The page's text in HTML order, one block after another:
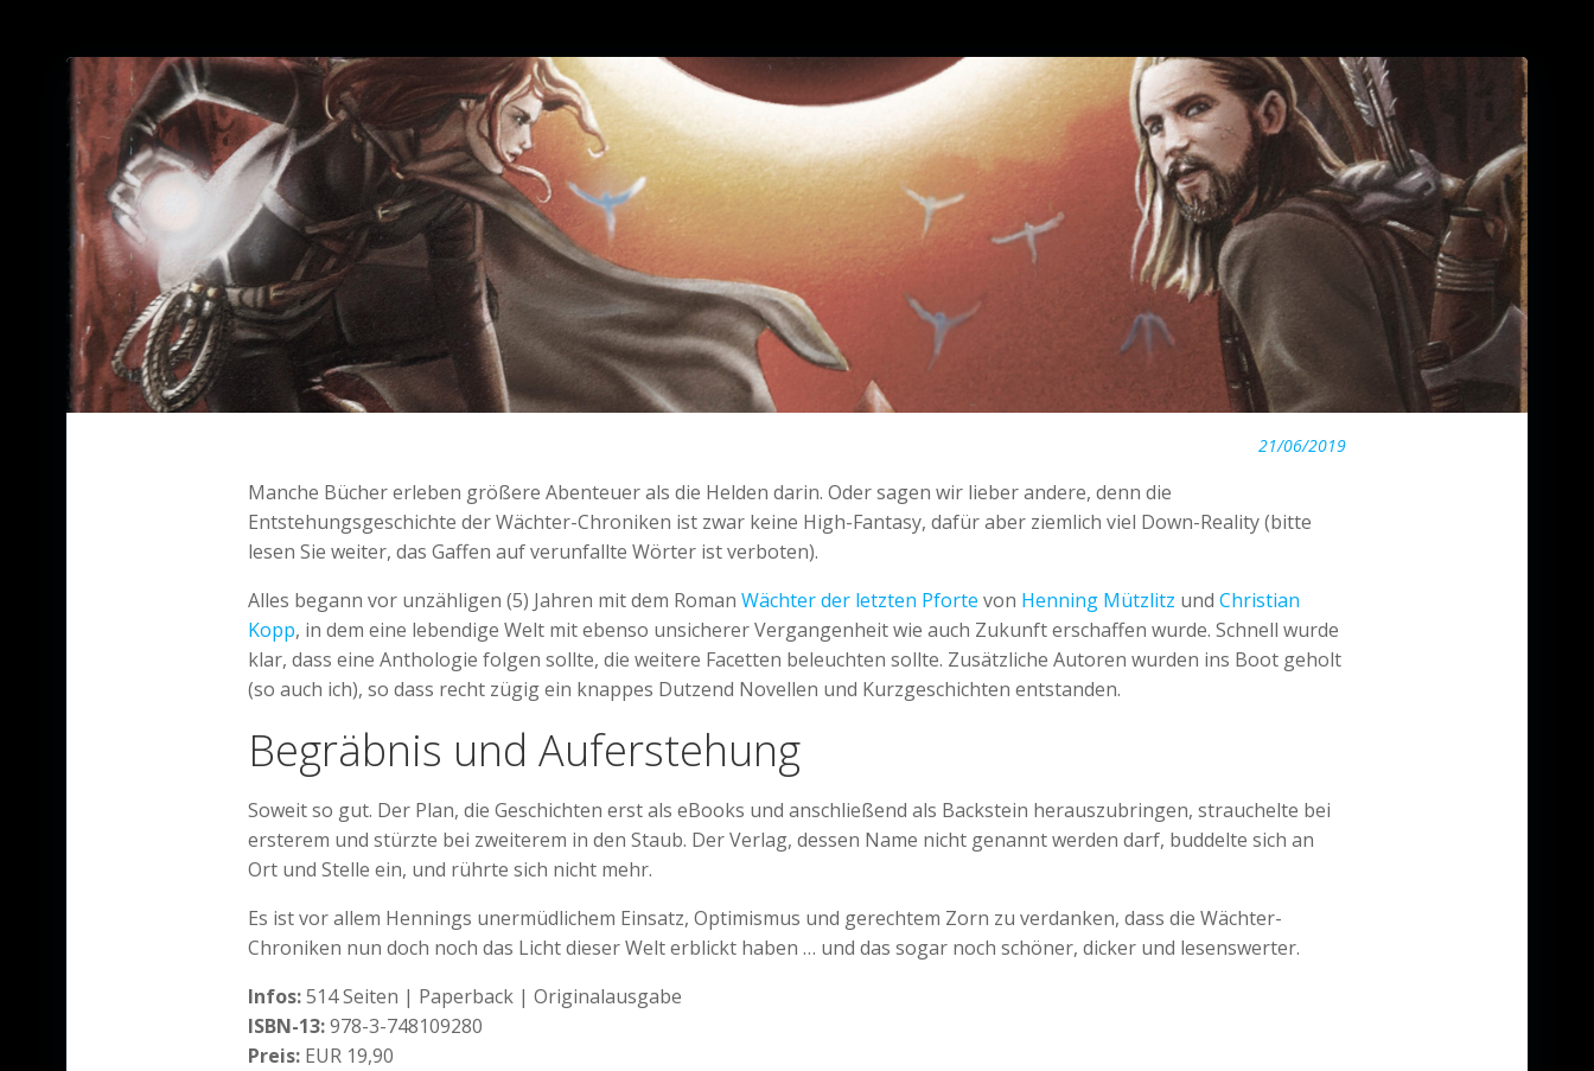
21/06/2019
Manche Bücher erleben größere Abenteuer als die Helden darin. Oder sagen wir lieber andere, denn die
Entstehungsgeschichte der Wächter-Chroniken ist zwar keine High-Fantasy, dafür aber ziemlich viel Down-Reality (bitte
lesen Sie weiter, das Gaffen auf verunfallte Wörter ist verboten).
Alles begann vor unzähligen (5) Jahren mit dem RomanWächter der letzten Pforte von Henning Mützlitz undChristian
Kopp, in dem eine lebendige Welt mit ebenso unsicherer Vergangenheit wie auch Zukunft erschaffen wurde. Schnell wurde
klar, dass eine Anthologie folgen sollte, die weitere Facetten beleuchten sollte. Zusätzliche Autoren wurden ins Boot geholt
(so auch ich), so dass recht zügig ein knappes Dutzend Novellen und Kurzgeschichten entstanden.
Begräbnis und Auferstehung
Soweit so gut. Der Plan, die Geschichten erst als eBooks und anschließend als Backstein herauszubringen, strauchelte bei
ersterem und stürzte bei zweiterem in den Staub. Der Verlag, dessen Name nicht genannt werden darf, buddelte sich an
Ort und Stelle ein, und rührte sich nicht mehr.
Es ist vor allem Hennings unermüdlichem Einsatz, Optimismus und gerechtem Zorn zu verdanken, dass die Wächter-
Chroniken nun doch noch das Licht dieser Welt erblickt haben … und das sogar noch schöner, dicker und lesenswerter.
Infos:514 Seiten | Paperback | Originalausgabe
ISBN-13:978-3-748109280
Preis: EUR 19,90